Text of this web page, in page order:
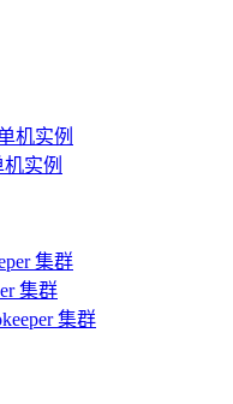
机实例
实例
集群
集群
集群